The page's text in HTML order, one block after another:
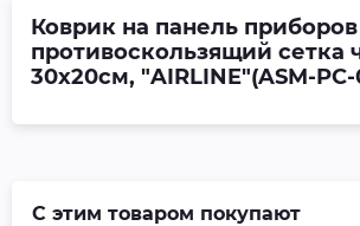
Коврик на панель приборов
противоскользящий сетка
30х20см, "AIRLINE"(ASM-
С этим товаром покупают